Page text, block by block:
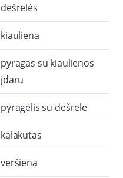
dešrelės
kiauliena
pyragas su kiaulienos
įdaru
pyragėlis su dešrele
kalakutas
veršiena